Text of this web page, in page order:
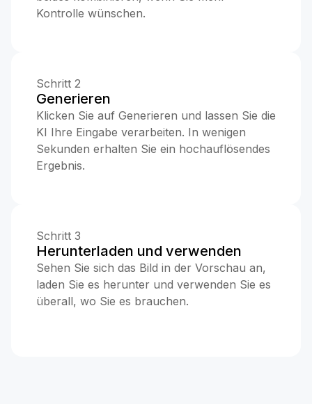
Kontrolle wünschen.
Schritt 2
Generieren
Klicken Sie auf Generieren und lassen Sie die
KI Ihre Eingabe verarbeiten. In wenigen
Sekunden erhalten Sie ein hochauflösendes
Ergebnis.
Schritt 3
Herunterladen und verwenden
Sehen Sie sich das Bild in der Vorschau an,
laden Sie es herunter und verwenden Sie es
überall, wo Sie es brauchen.